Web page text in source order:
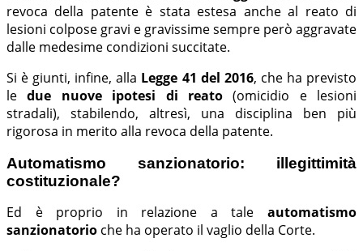
revoca della patente è stata estesa anche al reato di
lesioni colpose gravi e gravissime sempre però aggravate
dalle medesime condizioni succitate.
Si è giunti, infine, alla Legge 41 del 2016, che ha previsto
ledue nuove ipotesi di reato(omicidio e lesioni
stradali), stabilendo, altresì, una disciplina ben più
rigorosa in merito alla revoca della patente.
Automatismo sanzionatorio: illegittimità
costituzionale?
Ed è proprio in relazione a tale automatismo
sanzionatorio che ha operato il vaglio della Corte.